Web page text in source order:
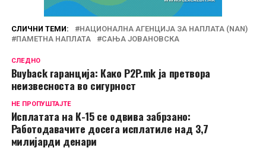
СЛИЧНИ ТЕМИ:
НАЦИОНАЛНА АГЕНЦИЈА ЗА НАПЛАТА (NAN)
ПАМЕТНА НАПЛАТА
САЊА ЈОВАНОВСКА
СЛЕДНО
Buyback гаранција: Како P2P.mk ја претвора
неизвесноста во сигурност
НЕ ПРОПУШТАЈТЕ
Исплатата на К-15 се одвива забрзано:
Работодавачите досега исплатиле над 3,7
милијарди денари